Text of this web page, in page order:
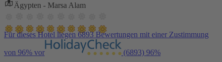
Ägypten - Marsa Alam
Für dieses Hotel liegen 6893 Bewertungen mit einer Zustimmung
von 96% vor (6893) 96%